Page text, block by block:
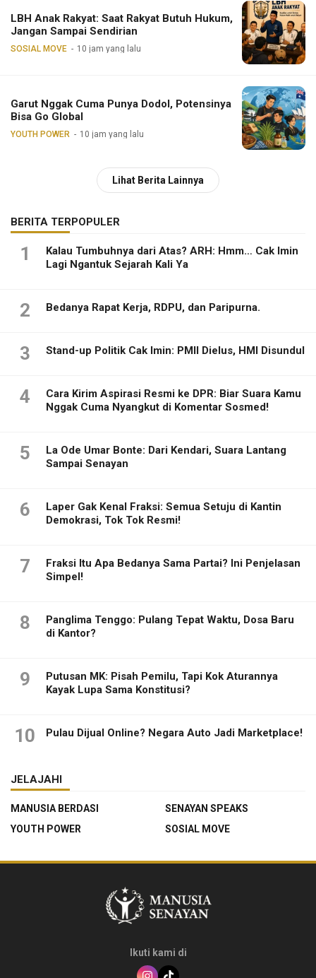
LBH Anak Rakyat: Saat Rakyat Butuh Hukum,
Jangan Sampai Sendirian
SOSIAL MOVE 10 jam yang lalu
Garut Nggak Cuma Punya Dodol, Potensinya
Bisa Go Global
YOUTH POWER 10 jam yang lalu
Lihat Berita Lainnya
BERITA TERPOPULER
1
Kalau Tumbuhnya dari Atas? ARH: Hmm… Cak Imin
Lagi Ngantuk Sejarah Kali Ya
2 Bedanya Rapat Kerja, RDPU, dan Paripurna.
3 Stand-up Politik Cak Imin: PMII Dielus, HMI Disundul
4
Cara Kirim Aspirasi Resmi ke DPR: Biar Suara Kamu
Nggak Cuma Nyangkut di Komentar Sosmed!
5
La Ode Umar Bonte: Dari Kendari, Suara Lantang
Sampai Senayan
6
Laper Gak Kenal Fraksi: Semua Setuju di Kantin
Demokrasi, Tok Tok Resmi!
7
Fraksi Itu Apa Bedanya Sama Partai? Ini Penjelasan
Simpel!
8
Panglima Tenggo: Pulang Tepat Waktu, Dosa Baru
di Kantor?
9
Putusan MK: Pisah Pemilu, Tapi Kok Aturannya
Kayak Lupa Sama Konstitusi?
10 Pulau Dijual Online? Negara Auto Jadi Marketplace!
JELAJAHI
MANUSIA BERDASI
SENAYAN SPEAKS
YOUTH POWER
SOSIAL MOVE
Ikuti kami di